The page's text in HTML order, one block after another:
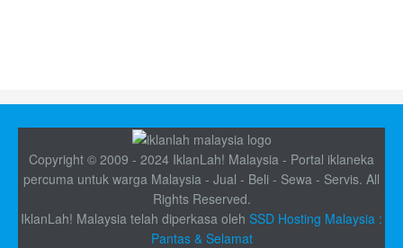
Copyright © 2009 - 2024 IklanLah! Malaysia - Portal iklaneka
percuma untuk warga Malaysia - Jual - Beli - Sewa - Servis. All
Rights Reserved.
IklanLah! Malaysia telah diperkasa oleh SSD Hosting Malaysia :
Pantas & Selamat